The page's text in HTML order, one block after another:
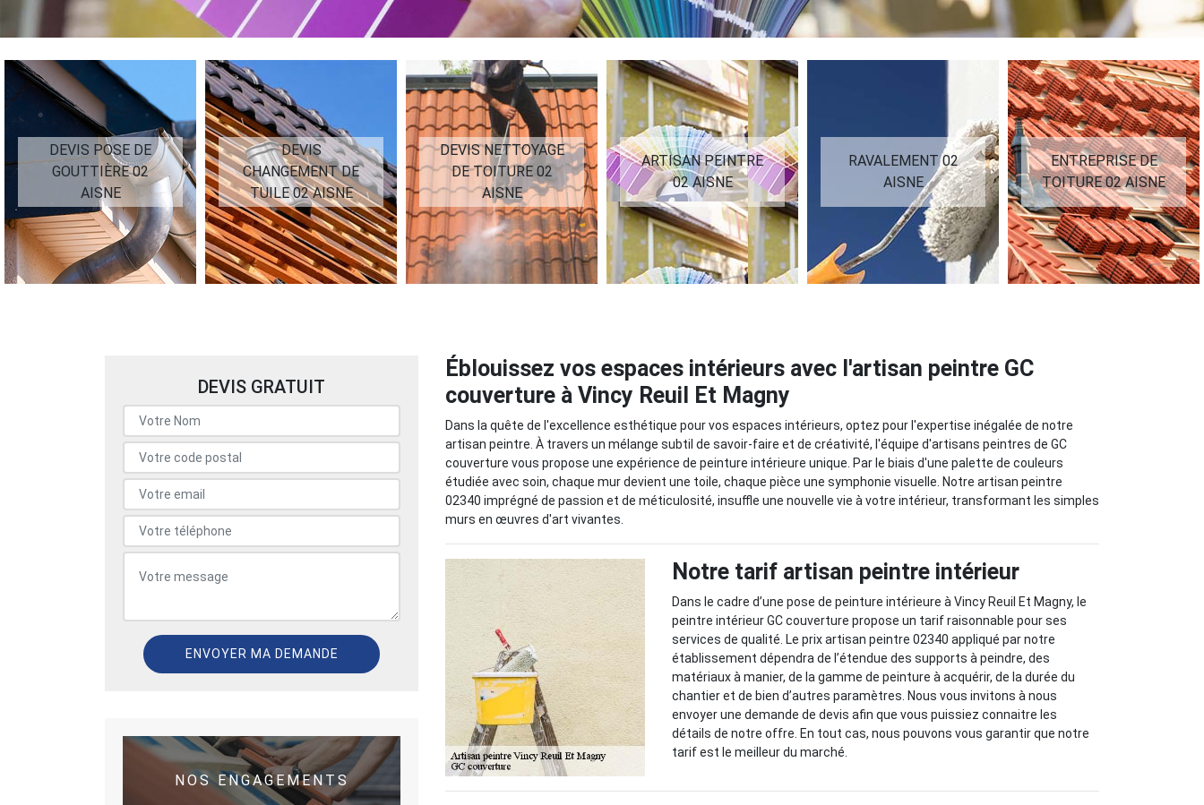
DEVIS POSE DE
GOUTTIÈRE 02
AISNE
DEVIS
CHANGEMENT DE
TUILE 02 AISNE
DEVIS NETTOYAGE
DE TOITURE 02
AISNE
ARTISAN PEINTRE
02 AISNE
RAVALEMENT 02
AISNE
ENTREPRISE DE
TOITURE 02 AISNE
DEVIS GRATUIT
NOS ENGAGEMENTS
Éblouissez vos espaces intérieurs avec l'artisan peintre GC
couverture à Vincy Reuil Et Magny
Dans la quête de l'excellence esthétique pour vos espaces intérieurs, optez pour l'expertise inégalée de notre
artisan peintre. À travers un mélange subtil de savoir-faire et de créativité, l'équipe d'artisans peintres de GC
couverture vous propose une expérience de peinture intérieure unique. Par le biais d'une palette de couleurs
étudiée avec soin, chaque mur devient une toile, chaque pièce une symphonie visuelle. Notre artisan peintre
02340 imprégné de passion et de méticulosité, insuffle une nouvelle vie à votre intérieur, transformant les simples
murs en œuvres d'art vivantes.
Notre tarif artisan peintre intérieur
Dans le cadre d’une pose de peinture intérieure à Vincy Reuil Et Magny, le
peintre intérieur GC couverture propose un tarif raisonnable pour ses
services de qualité. Le prix artisan peintre 02340 appliqué par notre
établissement dépendra de l’étendue des supports à peindre, des
matériaux à manier, de la gamme de peinture à acquérir, de la durée du
chantier et de bien d’autres paramètres. Nous vous invitons à nous
envoyer une demande de devis afin que vous puissiez connaitre les
détails de notre offre. En tout cas, nous pouvons vous garantir que notre
tarif est le meilleur du marché.